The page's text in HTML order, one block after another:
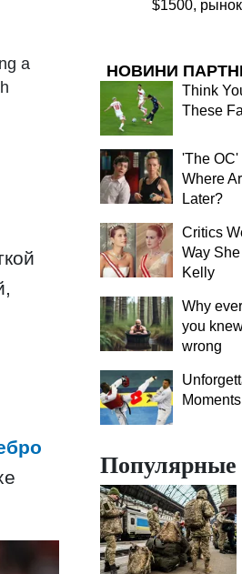
a
$1500,
НОВИНИ
Think
These
'The OC'
Where
Later?
Critics
Way
Kelly
Why
you
wrong
Популярные